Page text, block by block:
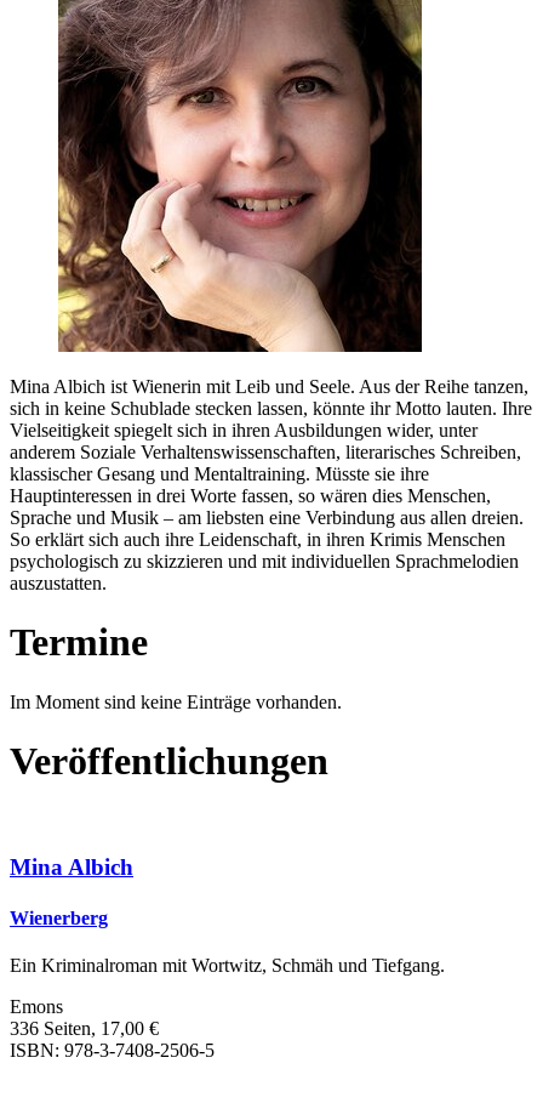
Mina Albich ist Wienerin mit Leib und Seele. Aus der Reihe tanzen,
sich in keine Schublade stecken lassen, könnte ihr Motto lauten. Ihre
Vielseitigkeit spiegelt sich in ihren Ausbildungen wider, unter
anderem Soziale Verhaltenswissenschaften, literarisches Schreiben,
klassischer Gesang und Mentaltraining. Müsste sie ihre
Hauptinteressen in drei Worte fassen, so wären dies Menschen,
Sprache und Musik – am liebsten eine Verbindung aus allen dreien.
So erklärt sich auch ihre Leidenschaft, in ihren Krimis Menschen
psychologisch zu skizzieren und mit individuellen Sprachmelodien
auszustatten.
Termine
Im Moment sind keine Einträge vorhanden.
Veröffentlichungen
Mina Albich
Wienerberg
Ein Kriminalroman mit Wortwitz, Schmäh und Tiefgang.
Emons
336 Seiten, 17,00 €
ISBN: 978-3-7408-2506-5